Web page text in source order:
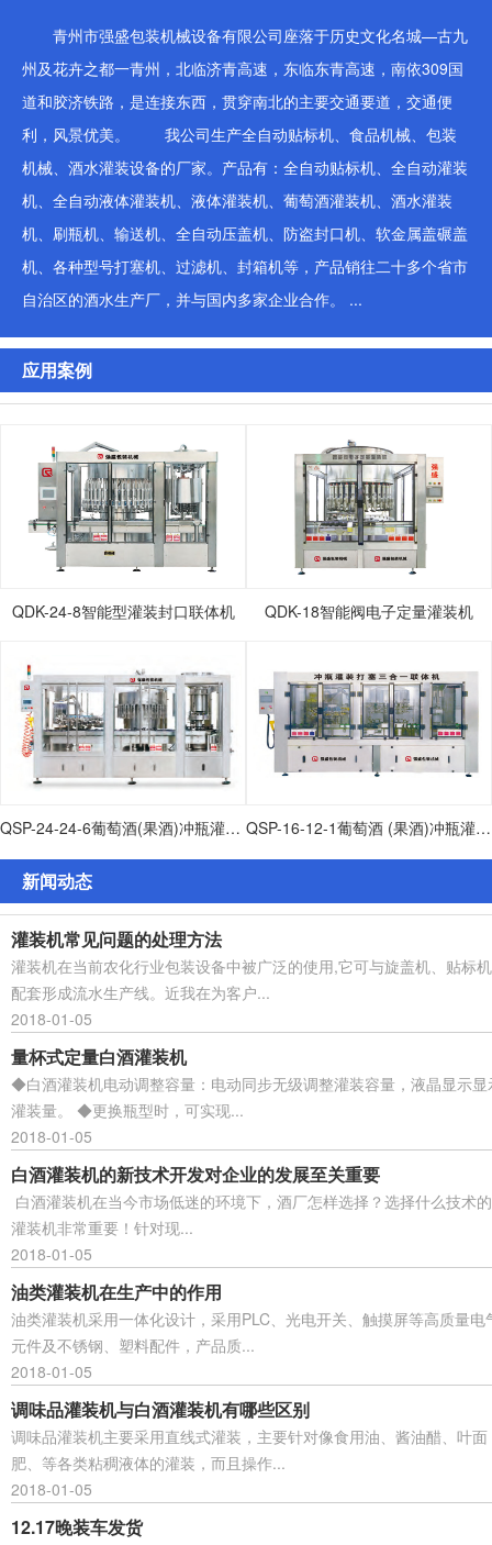
青州市强盛包装机械设备有限公司座落于历史文化名城—古九
州及花卉之都一青州，北临济青高速，东临东青高速，南依309国
道和胶济铁路，是连接东西，贯穿南北的主要交通要道，交通便
利，风景优美。 我公司生产全自动贴标机、食品机械、包装
机械、酒水灌装设备的厂家。产品有：全自动贴标机、全自动灌装
机、全自动液体灌装机、液体灌装机、葡萄酒灌装机、酒水灌装
机、刷瓶机、输送机、全自动压盖机、防盗封口机、软金属盖碾盖
机、各种型号打塞机、过滤机、封箱机等，产品销往二十多个省市
自治区的酒水生产厂，并与国内多家企业合作。 ...
应用案例
QDK-24-8智能型灌装封口联体机 QDK-18智能阀电子定量灌装机
QSP-24-24-6葡萄酒(果酒)冲瓶灌装打塞联体机 QSP-16-12-1葡萄酒 (果酒)冲瓶灌装打塞联体机
新闻动态
灌装机常见问题的处理方法
灌装机在当前农化行业包装设备中被广泛的使用,它可与旋盖机、贴标机
配套形成流水生产线。近我在为客户...
2018-01-05
量杯式定量白酒灌装机
◆白酒灌装机电动调整容量：电动同步无级调整灌装容量，液晶显示显
灌装量。 ◆更换瓶型时，可实现...
2018-01-05
白酒灌装机的新技术开发对企业的发展至关重要
白酒灌装机在当今市场低迷的环境下，酒厂怎样选择？选择什么技术的
灌装机非常重要！针对现...
2018-01-05
油类灌装机在生产中的作用
油类灌装机采用一体化设计，采用PLC、光电开关、触摸屏等高质量电
元件及不锈钢、塑料配件，产品质...
2018-01-05
调味品灌装机与白酒灌装机有哪些区别
调味品灌装机主要采用直线式灌装，主要针对像食用油、酱油醋、叶面
肥、等各类粘稠液体的灌装，而且操作...
2018-01-05
12.17晚装车发货